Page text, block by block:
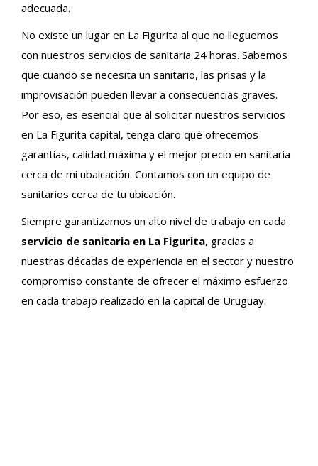
adecuada.
No existe un lugar en La Figurita al que no lleguemos
con nuestros servicios de sanitaria 24 horas. Sabemos
que cuando se necesita un sanitario, las prisas y la
improvisación pueden llevar a consecuencias graves.
Por eso, es esencial que al solicitar nuestros servicios
en La Figurita capital, tenga claro qué ofrecemos
garantías, calidad máxima y el mejor precio en sanitaria
cerca de mi ubaicación. Contamos con un equipo de
sanitarios cerca de tu ubicación.
Siempre garantizamos un alto nivel de trabajo en cada
servicio de sanitaria en La Figurita, gracias a
nuestras décadas de experiencia en el sector y nuestro
compromiso constante de ofrecer el máximo esfuerzo
en cada trabajo realizado en la capital de Uruguay.